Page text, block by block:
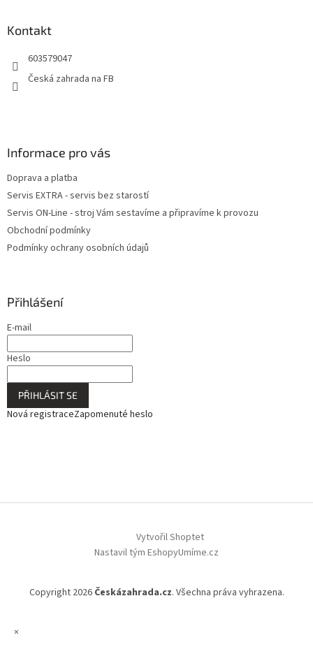
Kontakt
603579047
Česká zahrada na FB
Informace pro vás
Doprava a platba
Servis EXTRA - servis bez starostí
Servis ON-Line - stroj Vám sestavíme a připravíme k provozu
Obchodní podmínky
Podmínky ochrany osobních údajů
Přihlášení
E-mail
Heslo
PŘIHLÁSIT SE
Nová registraceZapomenuté heslo
Vytvořil Shoptet
Nastavil tým EshopyUmíme.cz
Copyright 2026 Českázahrada.cz. Všechna práva vyhrazena.
×